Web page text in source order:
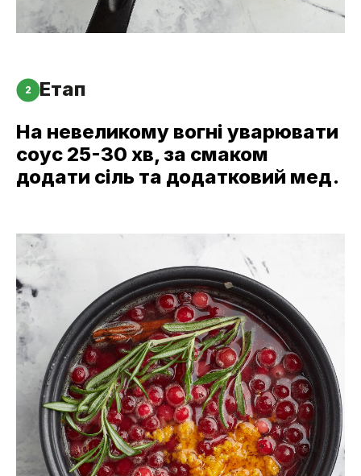
2
Етап
На невеликому вогні уварювати
соус 25-30 хв, за смаком
додати сіль та додатковий мед.